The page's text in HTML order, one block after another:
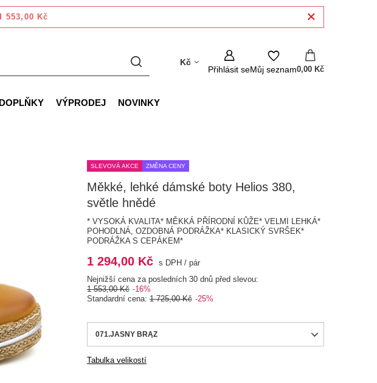
553,00 Kč
Kč
Přihlásit seMůj seznam0,00 Kč
DOPLŇKY VÝPRODEJ NOVINKY
SLEVOVÁ AKCE ZMĚNA CENY
Měkké, lehké dámské boty Helios 380,
světle hnědé
* VYSOKÁ KVALITA* MĚKKÁ PŘÍRODNÍ KŮŽE* VELMI LEHKÁ*
POHODLNÁ, OZDOBNÁ PODRÁŽKA* KLASICKÝ SVRŠEK*
PODRÁŽKA S CEPÁKEM*
071.JASNY BRĄZ
Tabulka velikostí
1 294,00 Kč s DPH /pár
Nejnižší cena za posledních 30 dnů před slevou:
1 553,00 Kč -16%
Standardní cena:1 725,00 Kč -25%